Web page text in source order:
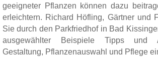
geeigneter Pflanzen können dazu
erleichtern. Richard Höfling, Gärtner und
Sie durch den Parkfriedhof in Bad
ausgewählter Beispiele Tipps und
Gestaltung, Pflanzenauswahl und Pflege